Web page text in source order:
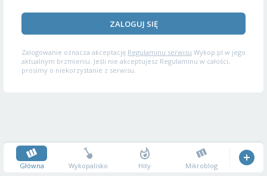
ZALOGUJ SIĘ
Zalogowanie oznacza akceptację Regulaminu serwisu Wykop.pl w jego
aktualnym brzmieniu. Jeśli nie akceptujesz Regulaminu w całości,
prosimy o niekorzystanie z serwisu.
Główna Wykopalisko Hity Mikroblog